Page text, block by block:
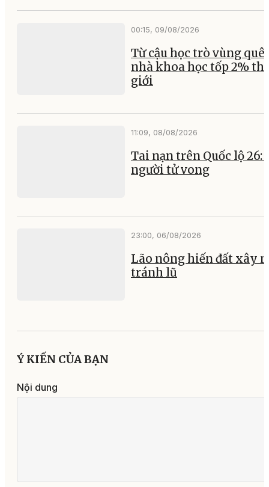
00:15, 09/08/2026
Từ cậu học trò vùng quê
nhà khoa học tốp 2%
giới
11:09, 08/08/2026
Tai nạn trên Quốc lộ 26:
người tử vong
23:00, 06/08/2026
Lão nông hiến đất xây
tránh lũ
Ý KIẾN CỦA BẠN
Nội dung